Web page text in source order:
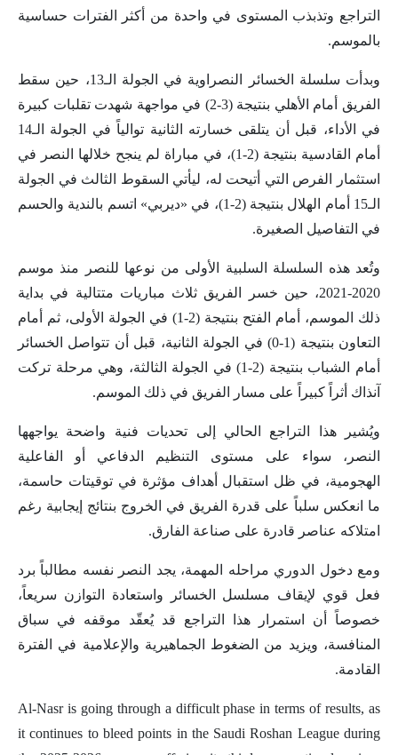
التراجع وتذبذب المستوى في واحدة من أكثر الفترات حساسية
بالموسم.
وبدأت سلسلة الخسائر النصراوية في الجولة الـ13، حين سقط
الفريق أمام الأهلي بنتيجة (3-2) في مواجهة شهدت تقلبات كبيرة
في الأداء، قبل أن يتلقى خسارته الثانية توالياً في الجولة الـ14
أمام القادسية بنتيجة (2-1)، في مباراة لم ينجح خلالها النصر في
استثمار الفرص التي أتيحت له، ليأتي السقوط الثالث في الجولة
الـ15 أمام الهلال بنتيجة (2-1)، في «ديربي» اتسم بالندية والحسم
في التفاصيل الصغيرة.
وتُعد هذه السلسلة السلبية الأولى من نوعها للنصر منذ موسم
2020-2021، حين خسر الفريق ثلاث مباريات متتالية في بداية
ذلك الموسم، أمام الفتح بنتيجة (2-1) في الجولة الأولى، ثم أمام
التعاون بنتيجة (1-0) في الجولة الثانية، قبل أن تتواصل الخسائر
أمام الشباب بنتيجة (2-1) في الجولة الثالثة، وهي مرحلة تركت
آنذاك أثراً كبيراً على مسار الفريق في ذلك الموسم.
ويُشير هذا التراجع الحالي إلى تحديات فنية واضحة يواجهها
النصر، سواء على مستوى التنظيم الدفاعي أو الفاعلية
الهجومية، في ظل استقبال أهداف مؤثرة في توقيتات حاسمة،
ما انعكس سلباً على قدرة الفريق في الخروج بنتائج إيجابية رغم
امتلاكه عناصر قادرة على صناعة الفارق.
ومع دخول الدوري مراحله المهمة، يجد النصر نفسه مطالباً برد
فعل قوي لإيقاف مسلسل الخسائر واستعادة التوازن سريعاً،
خصوصاً أن استمرار هذا التراجع قد يُعقّد موقفه في سباق
المنافسة، ويزيد من الضغوط الجماهيرية والإعلامية في الفترة
القادمة.
Al-Nasr is going through a difficult phase in terms of results, as
it continues to bleed points in the Saudi Roshan League during